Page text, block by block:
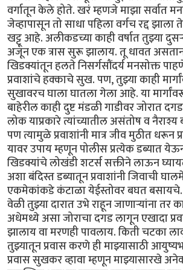
वर्गातून केले होते. खरं म्हणजे माझा सर्वात
जेव्हापासून तो साधा पहिला वर्गच रद्द झाला
खट्टू आहे. अलीकडच्या काही वर्षात तुझ्या
अजून एक त्रास सुरू झालाय. तू धावत
खिडक्यांतून हलते निसर्गसौंदर्य मनसोक्त
प्रवाशांचे हक्काचे सुख. पण, तुझ्या काही
सुखावरच घाला घातला गेला आहे. या
बाहेरील काही दुष्ट मंडळी गाडीवर जोरात
लोक याप्रकारे त्यांच्यातील असंतोष व
पण त्यामुळे प्रवाशांनी मात्र जीव मुठीत धरून
यावर उपाय म्हणून पोलीस प्रत्येक डब्यात
खिडक्यांचे लोखंडी शटर्स सक्तीने लाऊन
अशा बंदिस्त डब्यातून प्रवाशांनी जिवाची
एकमेकांकडे कंटाळा येईस्तोवर बघत बसायचे.
वेळी तुझ्या दारात उभे राहून जाणाऱ्यांना तर
अधेमध्ये असा जोराचा दगड लागून एखादा
झालाय वा मरणही पावलाय. किती चटका
तुझ्यातून प्रवास करणे ही माझ्यासाठी
प्रवास सुखकर व्हावा म्हणून माझ्यासारखे